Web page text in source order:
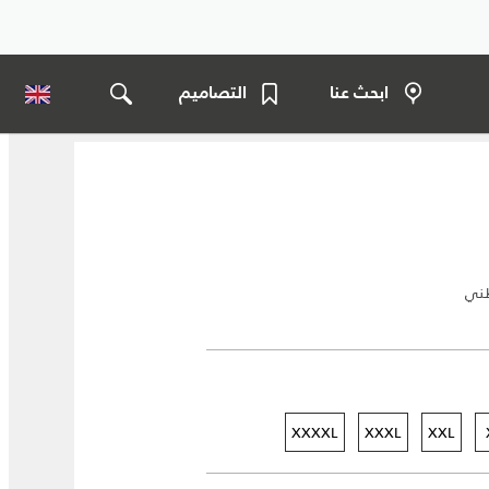
ابحث عنا التصاميم
XXL
XXXL
XXXXL